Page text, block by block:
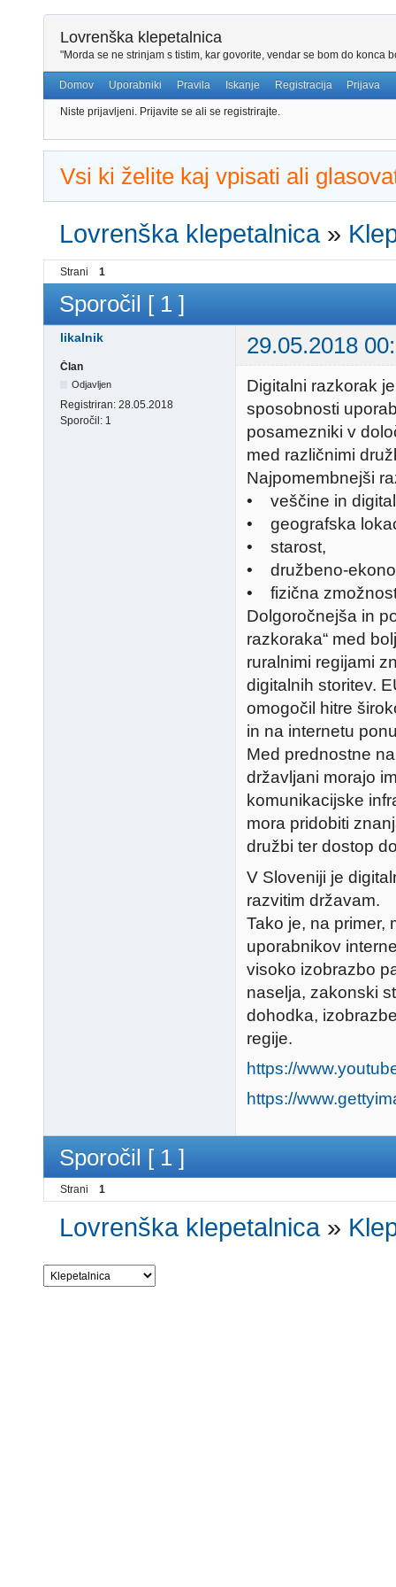
Lovrenška klepetalnica
"Morda se ne strinjam s tistim, kar govorite, vendar se bom do konca
Domov Uporabniki Pravila Iskanje Registracija Prijava
Niste prijavljeni. Prijavite se ali se registrirajte.
Vsi ki želite kaj vpisati ali
Lovrenška klepetalnica »
Strani 1
Sporočil [ 1 ]
likalnik 29.05.2018
Član
Odjavljen
Registriran: 28.05.2018
Sporočil: 1
Digitalni razkorak
sposobnosti
posamezniki v
med različnimi
Najpomembnejši
• veščine in
• geografska
• starost,
• družbeno-
• fizična
Dolgoročnejša in
razkoraka“ med
ruralnimi regijami
digitalnih storitev.
omogočil hitre
in na internetu
Med prednostne
državljani morajo
komunikacijske
mora pridobiti
družbi ter dostop
V Sloveniji je
razvitim državam.
Tako je, na primer,
uporabnikov
visoko izobrazbo
naselja, zakonski
dohodka,
regije.
https://
https://
Sporočil [ 1 ]
Strani 1
Lovrenška klepetalnica »